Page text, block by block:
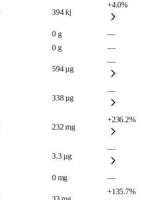
394 kj
+4.0%
0 g
—
0 g —
594 µg
—
338 µg
—
232 mg
+236.2%
3.3 µg
—
0 mg —
+135.7%